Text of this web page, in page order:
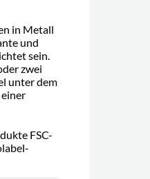
in Metall
und
sein.
zwei
unter dem
FSC-